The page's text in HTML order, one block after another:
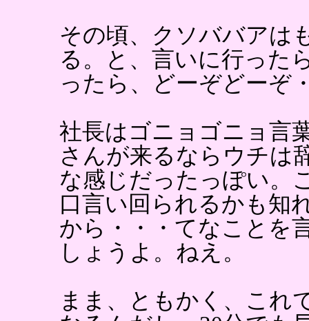
その頃、クソババアは
る。と、言いに行った
ったら、どーぞどーぞ
社長はゴニョゴニョ言
さんが来るならウチは
な感じだったっぽい。
口言い回られるかも知
から・・・てなことを
しょうよ。ねえ。
まま、ともかく、これ